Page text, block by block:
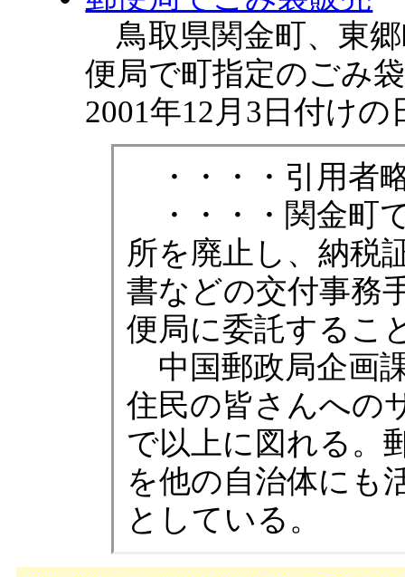
鳥取県関金町、東
便局で町指定のごみ
2001年12月3日付け
・・・・引用者
・・・・関金町
所を廃止し、納税
書などの交付事務
便局に委託するこ
中国郵政局企画
住民の皆さんへの
で以上に図れる。
を他の自治体にも
としている。